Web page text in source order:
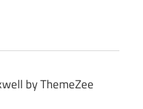
by ThemeZee